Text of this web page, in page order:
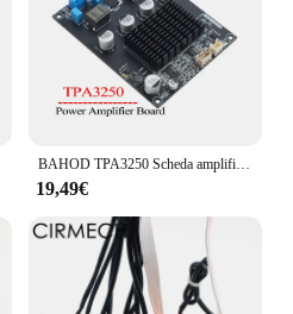
BAHOD TPA3250 Scheda amplificatore di potenza Stereo 2.0 Amplificatore audio Classe D Amplificatori audio Altoparlante Home Theater Amp 130Wx2
19,49€